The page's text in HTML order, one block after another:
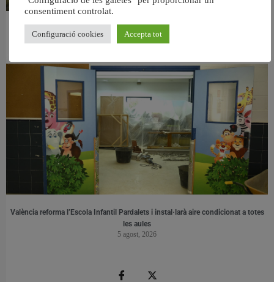
juliol
València reforma l’Escola Infantil Pardalets i instal·larà aire condicionat a totes
les aules
5 agost, 2026
consentiment controlat.
Configuració cookies Accepta tot